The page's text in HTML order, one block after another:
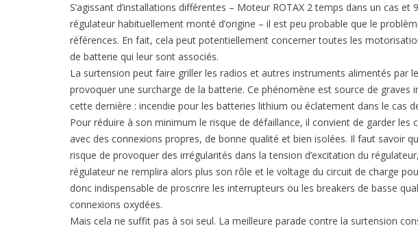
S’agissant d’installations différentes – Moteur ROTAX 2 temps dans un cas et
régulateur habituellement monté d’origine – il est peu probable que le
références. En fait, cela peut potentiellement concerner toutes les
de batterie qui leur sont associés.
La surtension peut faire griller les radios et autres instruments alimentés par
provoquer une surcharge de la batterie. Ce phénomène est source de graves
cette dernière : incendie pour les batteries lithium ou éclatement dans le cas
Pour réduire à son minimum le risque de défaillance, il convient de garder les
avec des connexions propres, de bonne qualité et bien isolées. Il faut savoir
risque de provoquer des irrégularités dans la tension d’excitation du
régulateur ne remplira alors plus son rôle et le voltage du circuit de charge
donc indispensable de proscrire les interrupteurs ou les breakers de basse
connexions oxydées.
Mais cela ne suffit pas à soi seul. La meilleure parade contre la surtension